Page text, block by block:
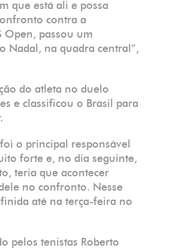
que está ali e possa
contra a
Open, passou um
Nadal, na quadra central”,
do atleta no duelo
e classificou o Brasil para
o principal responsável
forte e, no dia seguinte,
teria que acontecer
no confronto. Nesse
até na terça-feira no
pelos tenistas Roberto